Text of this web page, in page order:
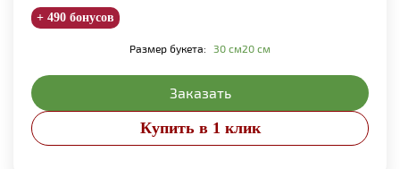
+ 490 бонусов
Размер букета: 30 см20 см
Заказать
Купить в 1 клик